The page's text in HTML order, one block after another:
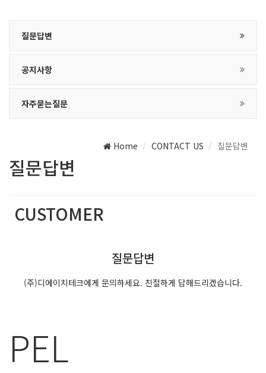
질문답변
공지사항
자주묻는질문
Home CONTACT US 질문답변
질문답변
CUSTOMER
질문답변
(주)디에이치테크에게 문의하세요. 친절하게 답해드리겠습니다.
РЕL